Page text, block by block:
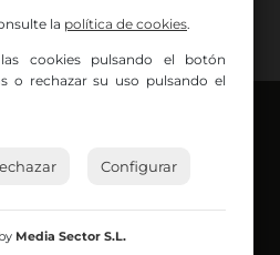
Belén Ollero
Eva Argote
la política de cookies.
cookies pulsando el botón
o rechazar su uso pulsando el
Configurar
Media Sector S.L.